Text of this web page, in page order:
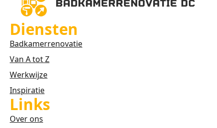
Diensten
Badkamerrenovatie
Van A tot Z
Werkwijze
Inspiratie
Links
Over ons